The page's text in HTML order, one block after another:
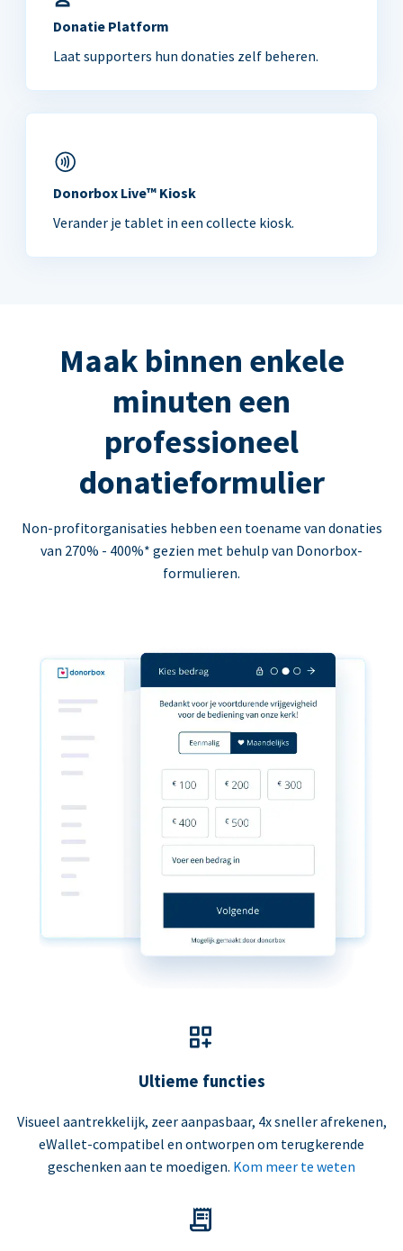
Donatie Platform
Laat supporters hun donaties zelf beheren.
Donorbox Live™ Kiosk
Verander je tablet in een collecte kiosk.
Maak binnen enkele
minuten een
professioneel
donatieformulier
Non-profitorganisaties hebben een toename van donaties
van 270% - 400%* gezien met behulp van Donorbox-
formulieren.
Ultieme functies
Visueel aantrekkelijk, zeer aanpasbaar, 4x sneller afrekenen,
eWallet-compatibel en ontworpen om terugkerende
geschenken aan te moedigen. Kom meer te weten